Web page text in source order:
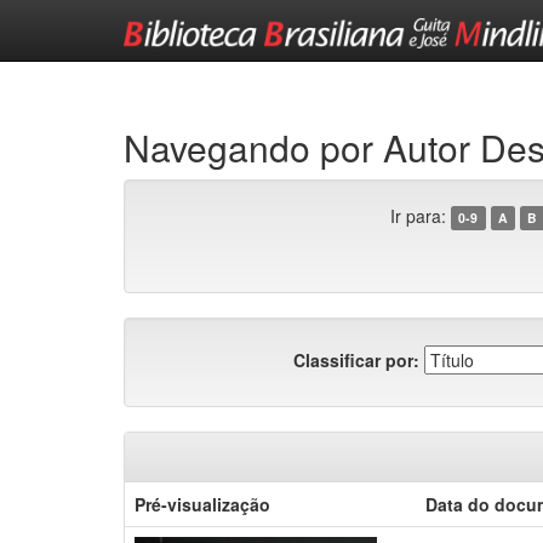
Navegando por Autor
Ir para: 0-9 A B
Classificar por:
Pré-visualização
Data do